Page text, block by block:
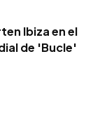
Ibiza en el
de 'Bucle'